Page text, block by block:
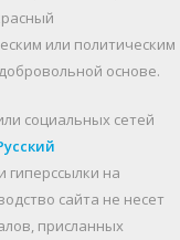
или политическим
основе.
социальных сетей
гиперссылки на
сайта не несет
присланных